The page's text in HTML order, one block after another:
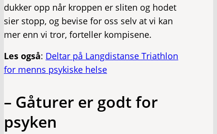
dukker opp når kroppen er sliten og hodet
sier stopp, og bevise for oss selv at vi kan
mer enn vi tror, forteller kompisene.
Les også: Deltar på Langdistanse Triathlon
for menns psykiske helse
– Gåturer er godt for
psyken